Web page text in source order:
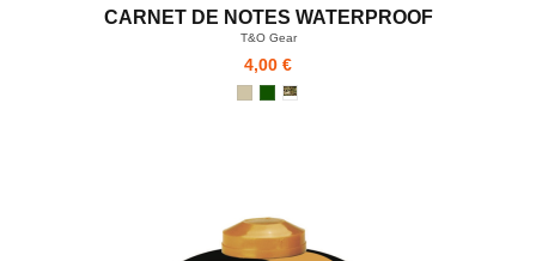
CARNET DE NOTES WATERPROOF
T&O Gear
4,00 €